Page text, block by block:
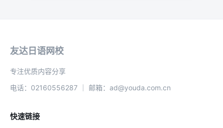
友达日语网校
专注优质内容分享
电话：02160556287 ｜ 邮箱：ad@youda.com.cn
快速链接